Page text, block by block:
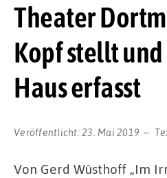
Theater
Kopf stellt
Haus erfasst
Veröffentlicht:23. Mai 2019
Von Gerd Wüsthoff „Im